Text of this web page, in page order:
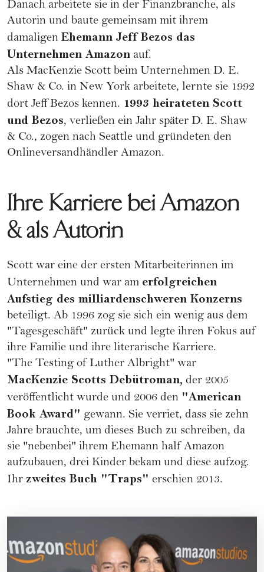
Danach arbeitete sie in der Finanzbranche, als
Autorin und baute gemeinsam mit ihrem
damaligen Ehemann Jeff Bezos das
Unternehmen Amazon auf.
Als MacKenzie Scott beim Unternehmen D. E.
Shaw & Co. in New York arbeitete, lernte sie 1992
dort Jeff Bezos kennen. 1993 heirateten Scott
und Bezos, verließen ein Jahr später D. E. Shaw
& Co., zogen nach Seattle und gründeten den
Onlineversandhändler Amazon.
Ihre Karriere bei Amazon
& als Autorin
Scott war eine der ersten Mitarbeiterinnen im
Unternehmen und war am erfolgreichen
Aufstieg des milliardenschweren Konzerns
beteiligt. Ab 1996 zog sie sich ein wenig aus dem
"Tagesgeschäft" zurück und legte ihren Fokus auf
ihre Familie und ihre literarische Karriere.
"The Testing of Luther Albright" war
MacKenzie Scotts Debütroman, der 2005
veröffentlicht wurde und 2006 den "American
Book Award" gewann. Sie verriet, dass sie zehn
Jahre brauchte, um dieses Buch zu schreiben, da
sie "nebenbei" ihrem Ehemann half Amazon
aufzubauen, drei Kinder bekam und diese aufzog.
Ihr zweites Buch "Traps" erschien 2013.